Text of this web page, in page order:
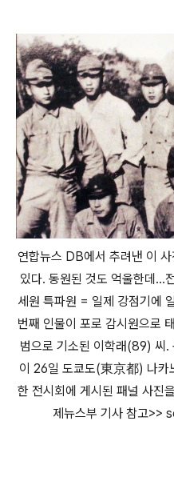
연합뉴스 DB에서 추려낸 이
있다. 동원된 것도 억울한데…
세원 특파원 = 일제 강점기에
번째 인물이 포로 감시원으로
범으로 기소된 이학래(89) 씨.
이 26일 도쿄도(東京都) 나카
한 전시회에 게시된 패널 사진
제뉴스부 기사 참고>>